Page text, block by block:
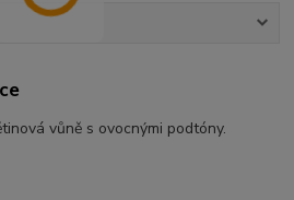
vůně s ovocnými podtóny.